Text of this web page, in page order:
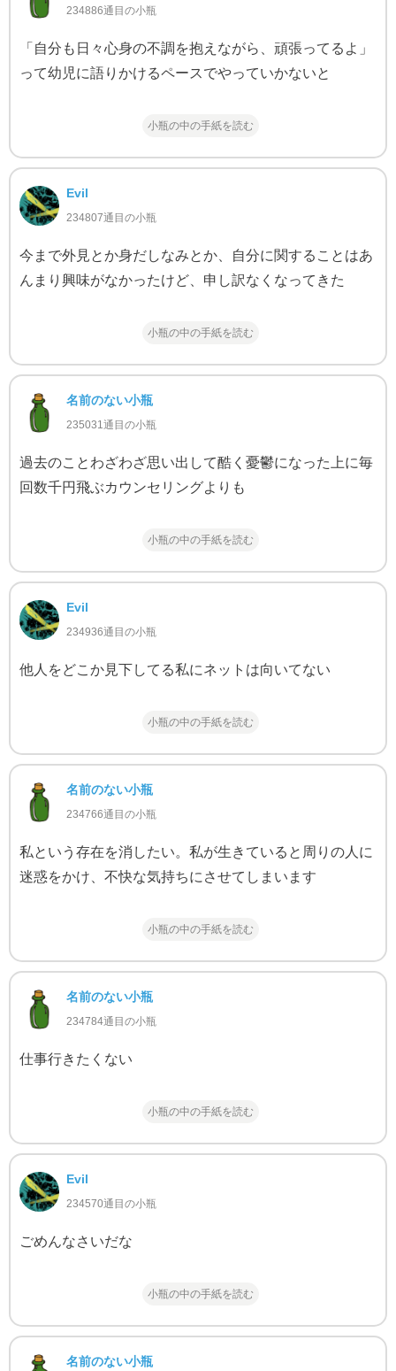
234886通目の小瓶
「自分も日々心身の不調を抱えながら、頑張ってるよ」
って幼児に語りかけるペースでやっていかないと
小瓶の中の手紙を読む
Evil
234807通目の小瓶
今まで外見とか身だしなみとか、自分に関することはあ
んまり興味がなかったけど、申し訳なくなってきた
小瓶の中の手紙を読む
名前のない小瓶
235031通目の小瓶
過去のことわざわざ思い出して酷く憂鬱になった上に毎
回数千円飛ぶカウンセリングよりも
小瓶の中の手紙を読む
Evil
234936通目の小瓶
他人をどこか見下してる私にネットは向いてない
小瓶の中の手紙を読む
名前のない小瓶
234766通目の小瓶
私という存在を消したい。私が生きていると周りの人に
迷惑をかけ、不快な気持ちにさせてしまいます
小瓶の中の手紙を読む
名前のない小瓶
234784通目の小瓶
仕事行きたくない
小瓶の中の手紙を読む
Evil
234570通目の小瓶
ごめんなさいだな
小瓶の中の手紙を読む
名前のない小瓶